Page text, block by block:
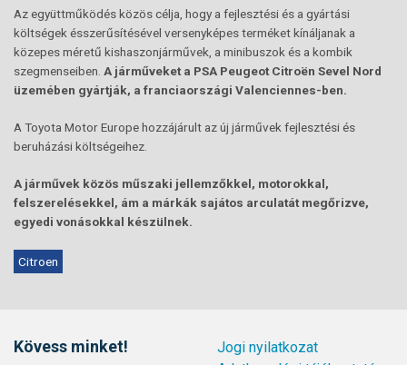
Az együttműködés közös célja, hogy a fejlesztési és a gyártási
költségek ésszerűsítésével versenyképes terméket kínáljanak a
közepes méretű kishaszonjárművek, a minibuszok és a kombik
szegmenseiben. A járműveket a PSA Peugeot Citroën Sevel Nord
üzemében gyártják, a franciaországi Valenciennes-ben.
A Toyota Motor Europe hozzájárult az új járművek fejlesztési és
beruházási költségeihez.
A járművek közös műszaki jellemzőkkel, motorokkal,
felszerelésekkel, ám a márkák sajátos arculatát megőrizve,
egyedi vonásokkal készülnek.
Citroen
Kövess minket!
Jogi nyilatkozat